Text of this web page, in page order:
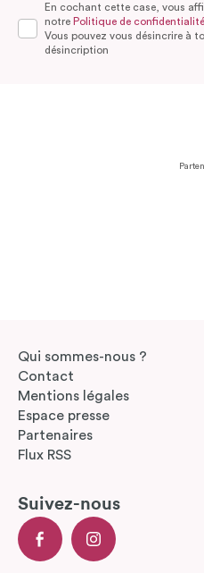
En cochant cette case, vous
notre Politique de
Vous pouvez vous désincrire à
désincription
Qui sommes-nous ?
Contact
Mentions légales
Espace presse
Partenaires
Flux RSS
Suivez-nous